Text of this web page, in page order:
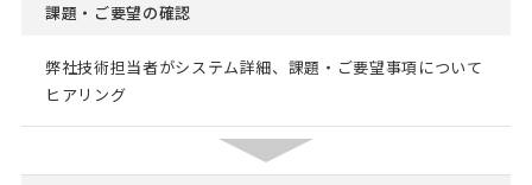
課題・ご要望の確認
弊社技術担当者がシステム詳細、課題・ご要望事項について
ヒアリング